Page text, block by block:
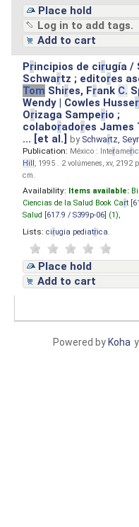
Place hold
Log in to add tags.
Add to cart
Principios de cirugía /
Schwartz ; editores
Tom Shires, Frank C.
Wendy | Cowles Husser
Orizaga Samperio ;
colaboradores James
... [et al.]by Schwartz,
Publication: México : Interamer
Hill, 1995 . 2 volúmenes, xv, 2192
cm.
Availability: Items available:
Ciencias de la Salud Book Cart [
Salud [ 617.9 / S399p-06 ] (1),
Lists: cirugia pediatrica
Place hold
Add to cart
Powered by Koha